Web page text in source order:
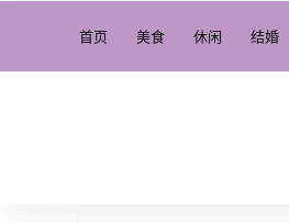
首页 美食 休闲 结婚